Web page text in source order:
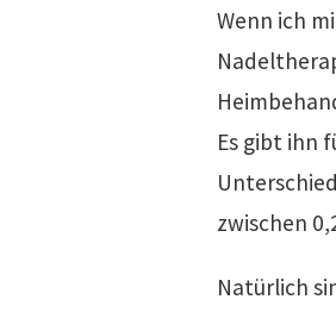
Wenn ich
Es gibt ihn
zwischen
Natürlich